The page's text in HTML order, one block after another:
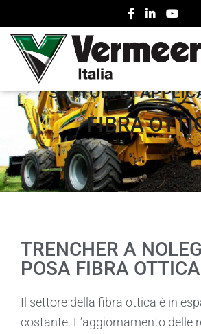
SETTORI DI
FIBRA
TRENCHER A
POSA FIBRA OTTICA
Il settore della fibra ottica è in
costante. L’aggiornamento delle